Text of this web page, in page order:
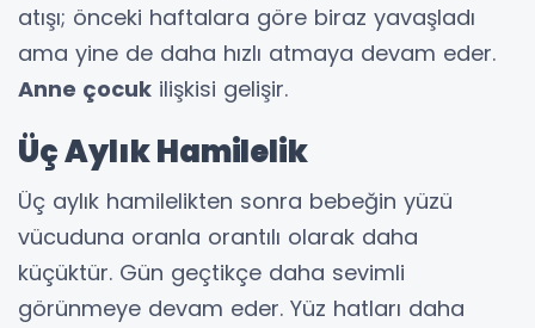
atışı; önceki haftalara göre biraz yavaşladı
ama yine de daha hızlı atmaya devam eder.
Anne çocuk ilişkisi gelişir.
Üç Aylık Hamilelik
Üç aylık hamilelikten sonra bebeğin yüzü
vücuduna oranla orantılı olarak daha
küçüktür. Gün geçtikçe daha sevimli
görünmeye devam eder. Yüz hatları daha